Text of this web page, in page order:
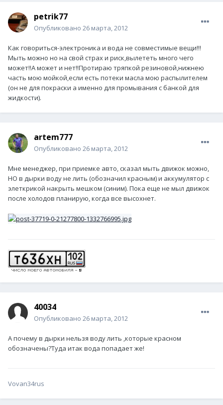
petrik77
Опубликовано 26 марта, 2012
Как говориться-электроника и вода не совместимые вещи!!!
Мыть можно но на свой страх и риск,вылететь много чего
может!!А может и нет!!Протираю тряпкой резиновой,нижнею
часть мою мойкой,если есть потеки масла мою распылителем
(он не для покраски а именно для промывания с банкой для
жидкости).
artem777
Опубликовано 26 марта, 2012
Мне менеджер, при приемке авто, сказал мыть движок можно,
НО в дырки воду не лить (обозначил красным) и аккумулятор с
элеткрикой накрыть мешком (синим). Пока еще не мыл движок
после холодов планирую, когда все высохнет.
40034
Опубликовано 26 марта, 2012
А почему в дырки нельзя воду лить ,которые красном
обозначены?Туда итак вода попадает же!
Vovan34rus